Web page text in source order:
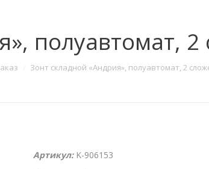
полуавтомат,
Зонт складной «Андрия», полуавтомат, 2
Артикул: K-906153